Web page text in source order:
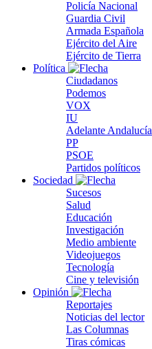
Policía Nacional
Guardia Civil
Armada Española
Ejército del Aire
Ejército de Tierra
Política
Ciudadanos
Podemos
VOX
IU
Adelante Andalucía
PP
PSOE
Partidos políticos
Sociedad
Sucesos
Salud
Educación
Investigación
Medio ambiente
Videojuegos
Tecnología
Cine y televisión
Opinión
Reportajes
Noticias del lector
Las Columnas
Tiras cómicas